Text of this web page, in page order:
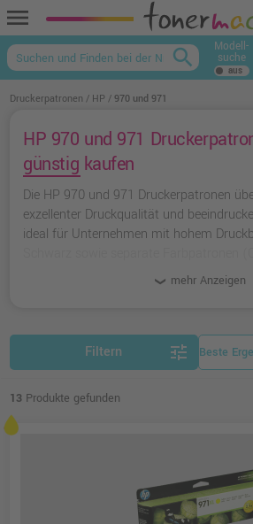
menu
keyboard_arrow_up
search Modell-
suche
Druckerpatronen HP 970 und 971
HP 970 und 971
günstig kaufen
Die HP 970 und 971 Druckerpatronen
exzellenter Druckqualität und
ideal für Unternehmen mit hohem
Gelb), perfekt abgestimmt auf HP
Sparen Sie zusätzlich mit den XL-
preisbewusste Kunden sind Ampertec-
Wahl: kostengünstig, zuverlässig und mit
Garantien.
mehr Anzeigen
Filtern tune
13 Produkte gefunden